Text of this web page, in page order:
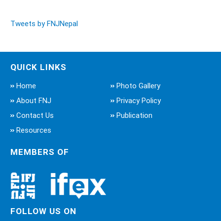
Tweets by FNJNepal
QUICK LINKS
Home
Photo Gallery
About FNJ
Privacy Policy
Contact Us
Publication
Resources
MEMBERS OF
FOLLOW US ON